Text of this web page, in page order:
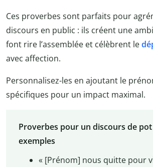
Ces proverbes sont parfaits pour
discours en public : ils créent une
font rire l’assemblée et célèbrent le
avec affection.
Personnalisez-les en ajoutant le
spécifiques pour un impact maximal.
Proverbes pour un discours de
exemples
« [Prénom] nous quitte pour